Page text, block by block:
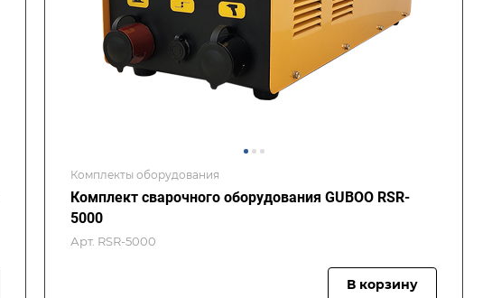
Комплекты оборудования
Комплект сварочного оборудования GUBOO RSR-
5000
Арт. RSR-5000
В корзину